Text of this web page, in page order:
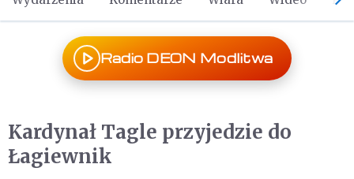
Radio DEON Modlitwa
Kardynał Tagle przyjedzie do
Łagiewnik